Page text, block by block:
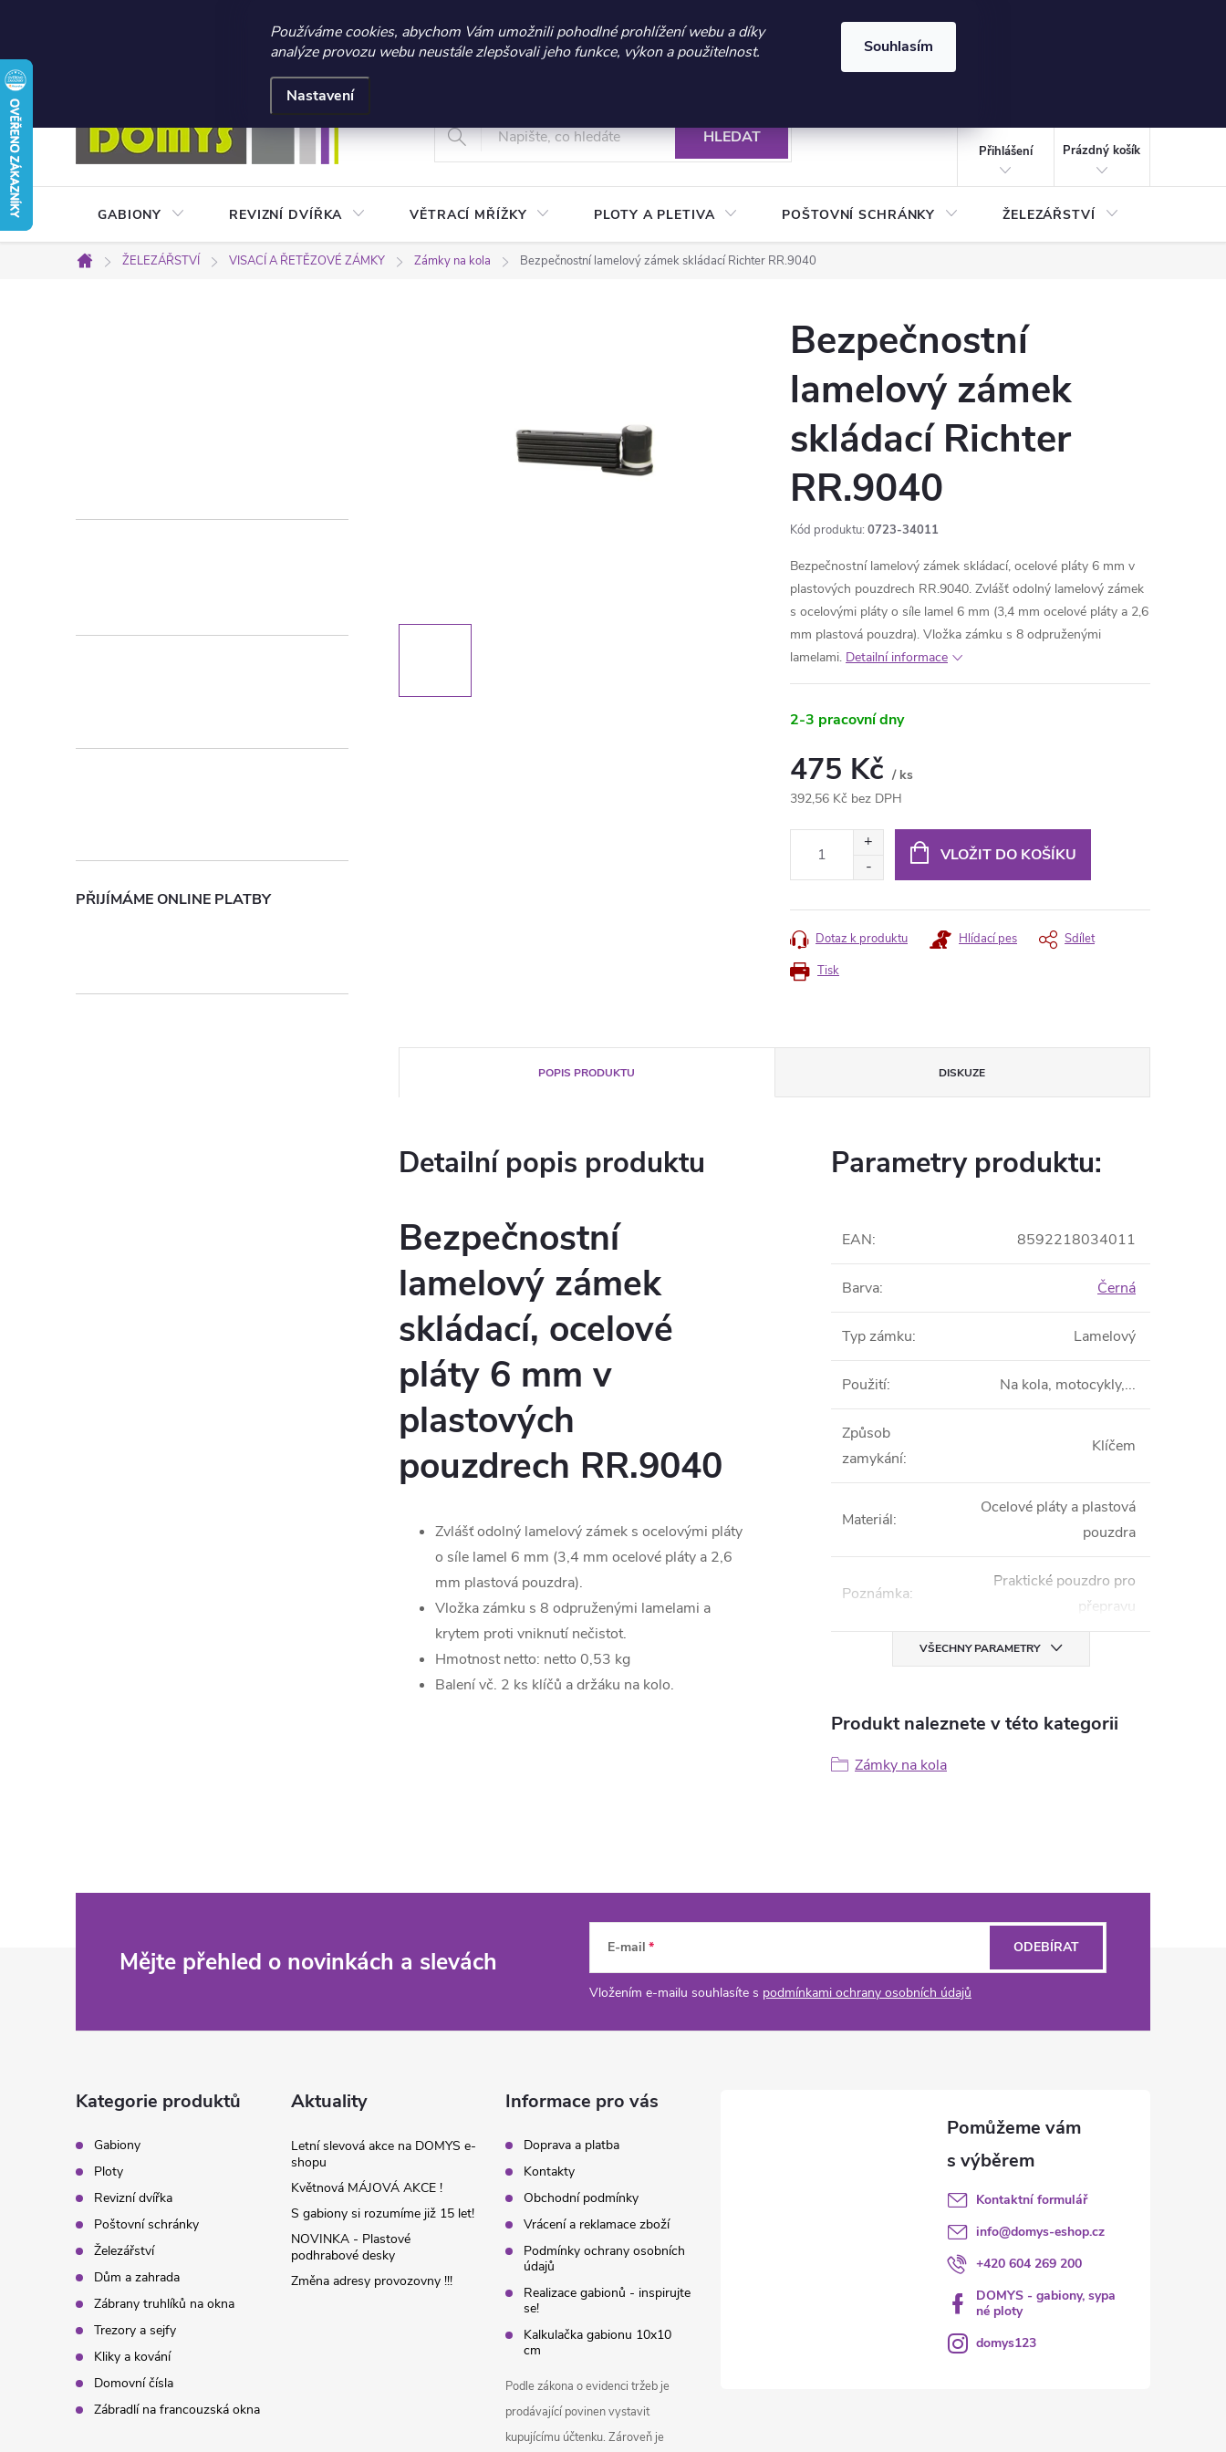
☀️ LETNÍ AKCE 2026 – sleva 300 Kč při nákupu nad 3.000 Kč | Platnost do 21.9.2026 ⏰ | Kód: LÉTO2026
Používáme cookies, abychom Vám umožnili pohodlné prohlížení webu a díky
analýze provozu webu neustále zlepšovali jeho funkce, výkon a použitelnost.
Nastavení
Souhlasím
Přejít
na
obsah
+420 604 269 200
Obchodní podmínky Vrácení a reklamace zboží Podmínky ochrany osobních údajů
HLEDAT
Přihlášení
KOŠÍK
Prázdný košík
GABIONY REVIZNÍ DVÍŘKA VĚTRACÍ MŘÍŽKY PLOTY A PLETIVA POŠTOVNÍ SCHRÁNKY ŽELEZÁŘSTVÍ
Domů
ŽELEZÁŘSTVÍ VISACÍ A ŘETĚZOVÉ ZÁMKY Zámky na kola Bezpečnostní lamelový zámek skládací Richter RR.9040
r
p
e
PŘIJÍMÁME ONLINE PLATBY
Bezpečnostní
lamelový zámek
skládací Richter
RR.9040
Kód produktu: 0723-34011
Bezpečnostní lamelový zámek skládací, ocelové pláty 6 mm v
plastových pouzdrech RR.9040. Zvlášť odolný lamelový zámek
s ocelovými pláty o síle lamel 6 mm (3,4 mm ocelové pláty a 2,6
mm plastová pouzdra). Vložka zámku s 8 odpruženými
lamelami. Detailní informace
2-3 pracovní dny
475 Kč / ks
392,56 Kč bez DPH
VLOŽIT DO KOŠÍKU
Tisk
Dotaz k produktu Hlídací pes Sdílet
POPIS PRODUKTU DISKUZE
Detailní popis produktu
Bezpečnostní
lamelový zámek
skládací, ocelové
pláty 6 mm v
plastových
pouzdrech RR.9040
Zvlášť odolný lamelový zámek s ocelovými pláty
o síle lamel 6 mm (3,4 mm ocelové pláty a 2,6
mm plastová pouzdra).
Vložka zámku s 8 odpruženými lamelami a
krytem proti vniknutí nečistot.
Hmotnost netto: netto 0,53 kg
Balení vč. 2 ks klíčů a držáku na kolo.
Parametry produktu:
EAN: 8592218034011
Barva: Černá
Typ zámku: Lamelový
Použití: Na kola, motocykly,...
Způsob
zamykání:
Klíčem
Materiál:
Ocelové pláty a plastová
pouzdra
Poznámka:
Praktické pouzdro pro
přepravu
VŠECHNY PARAMETRY
Produkt naleznete v této kategorii
Zámky na kola
Mějte přehled o novinkách a slevách E-mail
Vložením e-mailu souhlasíte s podmínkami ochrany osobních údajů
ODEBÍRAT
Kategorie produktů
Gabiony
Ploty
Revizní dvířka
Poštovní schránky
Železářství
Dům a zahrada
Zábrany truhlíků na okna
Trezory a sejfy
Kliky a kování
Domovní čísla
Zábradlí na francouzská okna
Aktuality
Letní slevová akce na DOMYS e-
shopu
Květnová MÁJOVÁ AKCE !
S gabiony si rozumíme již 15 let!
NOVINKA - Plastové
podhrabové desky
Změna adresy provozovny !!!
Informace pro vás
Doprava a platba
Kontakty
Obchodní podmínky
Vrácení a reklamace zboží
Podmínky ochrany osobních
údajů
Realizace gabionů - inspirujte
se!
Kalkulačka gabionu 10x10
cm
Podle zákona o evidenci tržeb je
prodávající povinen vystavit
kupujícímu účtenku. Zároveň je
Kontaktní formulář
info@domys-eshop.cz
+420 604 269 200
DOMYS - gabiony, sypa
né ploty
domys123